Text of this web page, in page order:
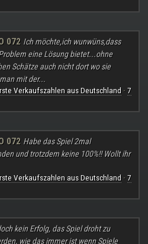
072 Ich möchte,ich wunwüns,dass
eine Lösung bietet...ohne
Schätze auch nicht dort wo sie
mit der...
Verkaufszahlen aus Deutschland · 7
072 Habe das Spiel 2mal
und trotzdem keine 100%!! Wollt ihr
Verkaufszahlen aus Deutschland · 7
kein Erfolg, das Spiel droht zu
wie das immer ist wenn Spiele